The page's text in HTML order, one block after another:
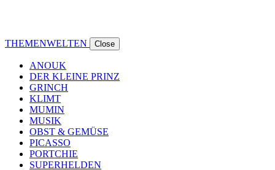
THEMENWELTEN Close
ANOUK
DER KLEINE PRINZ
GRINCH
KLIMT
MUMIN
MUSIK
OBST & GEMÜSE
PICASSO
PORTCHIE
SUPERHELDEN